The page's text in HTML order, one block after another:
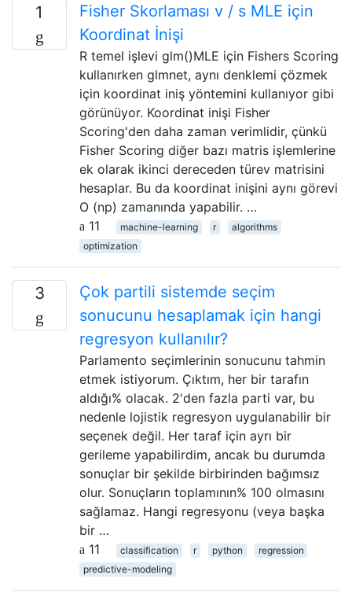
1
Fisher Skorlaması v / s MLE için
Koordinat İnişi
R temel işlevi glm()MLE için Fishers Scoring
kullanırken glmnet, aynı denklemi çözmek
için koordinat iniş yöntemini kullanıyor gibi
görünüyor. Koordinat inişi Fisher
Scoring'den daha zaman verimlidir, çünkü
Fisher Scoring diğer bazı matris işlemlerine
ek olarak ikinci dereceden türev matrisini
hesaplar. Bu da koordinat inişini aynı görevi
O (np) zamanında yapabilir. …
11
machine-learning r
algorithms
optimization
3
Çok partili sistemde seçim
sonucunu hesaplamak için hangi
regresyon kullanılır?
Parlamento seçimlerinin sonucunu tahmin
etmek istiyorum. Çıktım, her bir tarafın
aldığı% olacak. 2'den fazla parti var, bu
nedenle lojistik regresyon uygulanabilir bir
seçenek değil. Her taraf için ayrı bir
gerileme yapabilirdim, ancak bu durumda
sonuçlar bir şekilde birbirinden bağımsız
olur. Sonuçların toplamının% 100 olmasını
sağlamaz. Hangi regresyonu (veya başka
bir …
11
classification r python
regression
predictive-modeling